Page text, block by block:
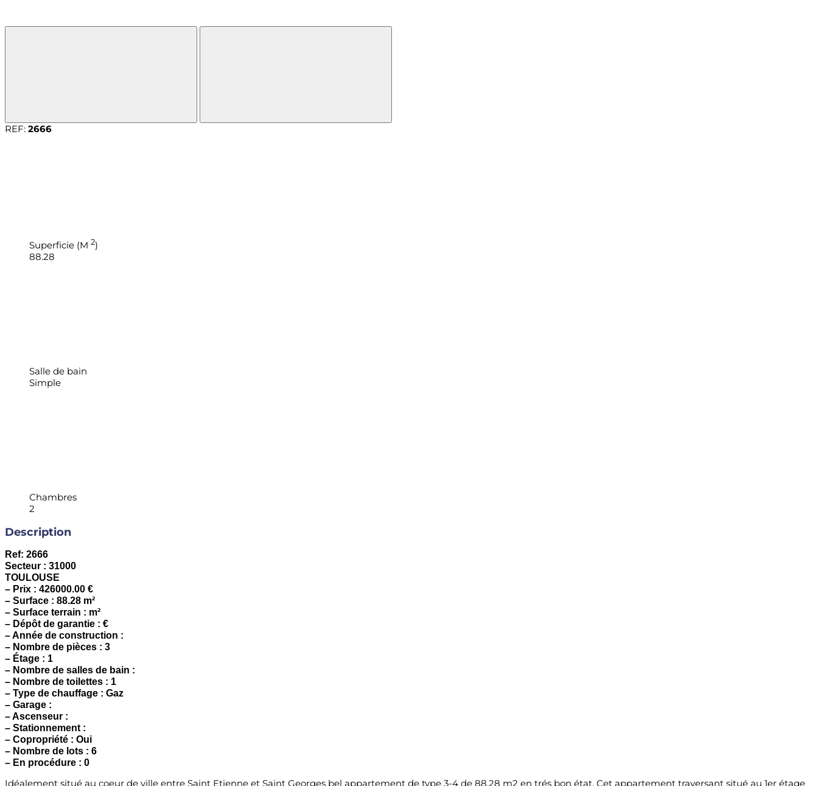
REF: 2666
Superficie (M 2)
88.28
Salle de bain
Simple
Chambres
2
Description
Ref: 2666
Secteur : 31000
TOULOUSE
– Prix : 426000.00 €
– Surface : 88.28 m²
– Surface terrain : m²
– Dépôt de garantie : €
– Année de construction :
– Nombre de pièces : 3
– Étage : 1
– Nombre de salles de bain :
– Nombre de toilettes : 1
– Type de chauffage : Gaz
– Garage :
– Ascenseur :
– Stationnement :
– Copropriété : Oui
– Nombre de lots : 6
– En procédure : 0
Idéalement situé au coeur de ville entre Saint Etienne et Saint Georges bel appartement de type 3-4 de 88.28 m2 en trés bon état. Cet appartement traversant situé au 1er étage